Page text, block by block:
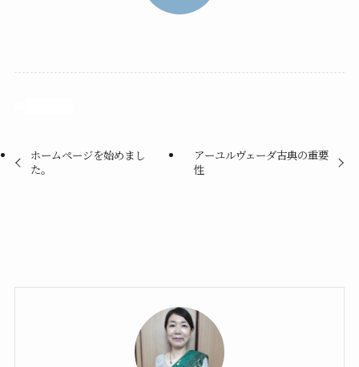
ホームページを始めまし
た。
アーユルヴェーダ古典の重要
性